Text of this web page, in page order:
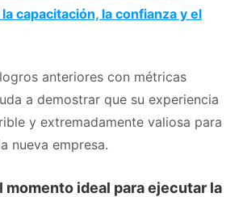
capacitación, la confianza y el
anteriores con métricas
a demostrar que su experiencia
y extremadamente valiosa para
nueva empresa.
momento ideal para ejecutar la